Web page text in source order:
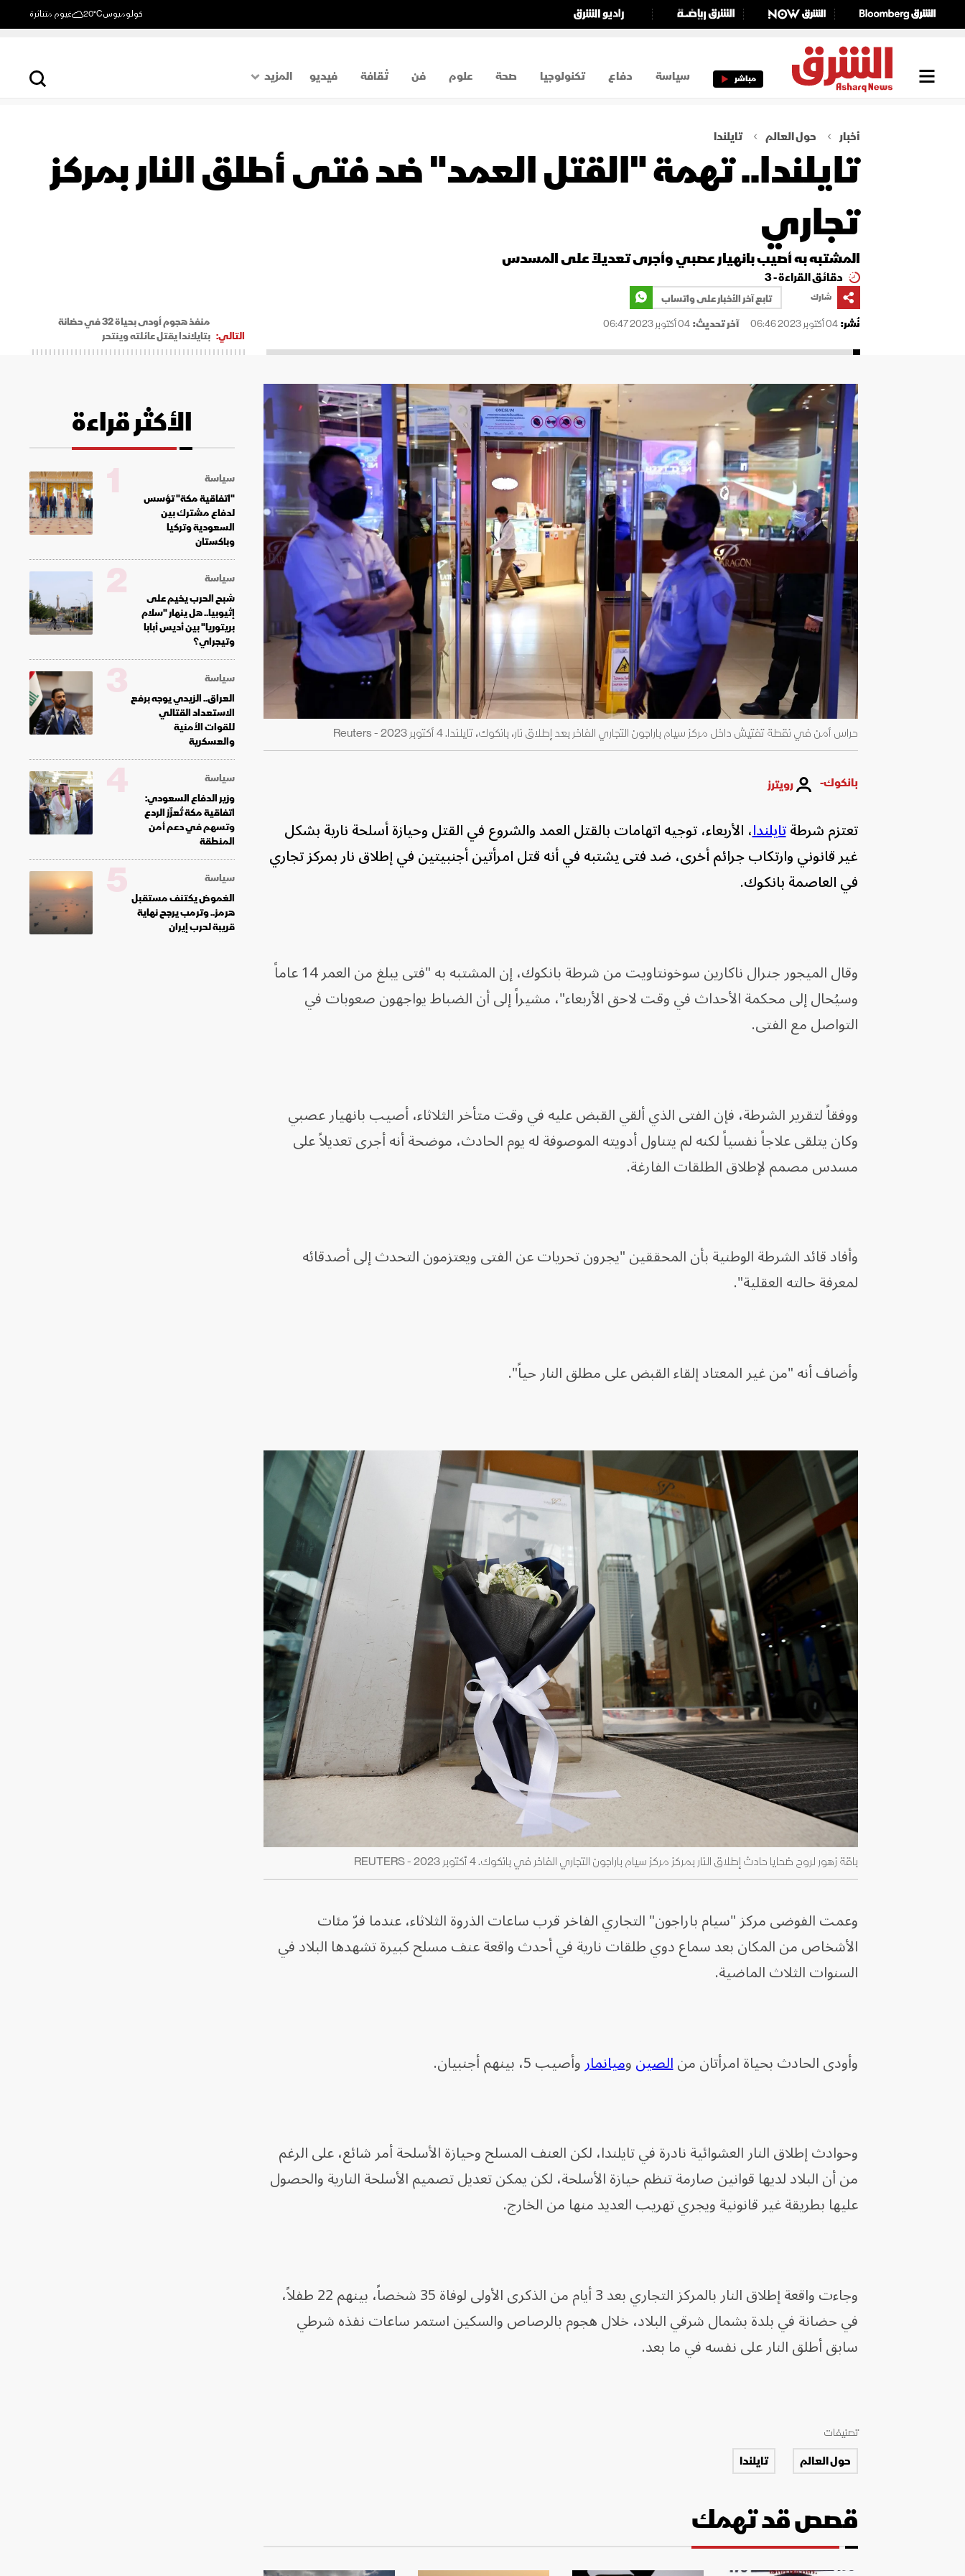
كولومبوس20°C غيوم متناثرة
مباشر سياسة دفاع تكنولوجيا صحة علوم فن ثقافة فيديو
المزيد
اقتصاد
أخبار حول العالم تايلندا
تايلندا.. تهمة "القتل العمد" ضد فتى أطلق النار بمركز
تجاري
المشتبه به أصيب بانهيار عصبي وأجرى تعديلاً على المسدس
دقائق القراءة - 3
شارك
تابع آخر الأخبار على واتساب
نُشر:04 أكتوبر 2023 06:46 آخر تحديث:04 أكتوبر 2023 06:47
التالي:
منفذ هجوم أودى بحياة 32 في حضانة
بتايلاندا يقتل عائلته وينتحر
حراس أمن في نقطة تفتيش داخل مركز سيام باراجون التجاري الفاخر بعد إطلاق نار، بانكوك، تايلندا. 4 أكتوبر 2023 - Reuters
بانكوك- رويترز
تعتزم شرطةتايلندا، الأربعاء، توجيه اتهامات بالقتل العمد والشروع في القتل وحيازة أسلحة نارية بشكل
غير قانوني وارتكاب جرائم أخرى، ضد فتى يشتبه في أنه قتل امرأتين أجنبيتين في إطلاق نار بمركز تجاري
في العاصمة بانكوك.
وقال الميجور جنرال ناكارين سوخونتاويت من شرطة بانكوك، إن المشتبه به "فتى يبلغ من العمر 14 عاماً
وسيُحال إلى محكمة الأحداث في وقت لاحق الأربعاء"، مشيراً إلى أن الضباط يواجهون صعوبات في
التواصل مع الفتى.
ووفقاً لتقرير الشرطة، فإن الفتى الذي ألقي القبض عليه في وقت متأخر الثلاثاء، أصيب بانهيار عصبي
وكان يتلقى علاجاً نفسياً لكنه لم يتناول أدويته الموصوفة له يوم الحادث، موضحة أنه أجرى تعديلاً على
مسدس مصمم لإطلاق الطلقات الفارغة.
وأفاد قائد الشرطة الوطنية بأن المحققين "يجرون تحريات عن الفتى ويعتزمون التحدث إلى أصدقائه
لمعرفة حالته العقلية".
وأضاف أنه "من غير المعتاد إلقاء القبض على مطلق النار حياً".
باقة زهور لروح ضحايا حادث إطلاق النار بمركز مركز سيام باراجون التجاري الفاخر في بانكوك. 4 أكتوبر 2023 - REUTERS
وعمت الفوضى مركز "سيام باراجون" التجاري الفاخر قرب ساعات الذروة الثلاثاء، عندما فرّ مئات
الأشخاص من المكان بعد سماع دوي طلقات نارية في أحدث واقعة عنف مسلح كبيرة تشهدها البلاد في
السنوات الثلاث الماضية.
وأودى الحادث بحياة امرأتان منالصينوميانماروأصيب 5، بينهم أجنبيان.
وحوادث إطلاق النار العشوائية نادرة في تايلندا، لكن العنف المسلح وحيازة الأسلحة أمر شائع، على الرغم
من أن البلاد لديها قوانين صارمة تنظم حيازة الأسلحة، لكن يمكن تعديل تصميم الأسلحة النارية والحصول
عليها بطريقة غير قانونية ويجري تهريب العديد منها من الخارج.
وجاءت واقعة إطلاق النار بالمركز التجاري بعد 3 أيام من الذكرى الأولى لوفاة 35 شخصاً، بينهم 22 طفلاً،
في حضانة في بلدة بشمال شرقي البلاد، خلال هجوم بالرصاص والسكين استمر ساعات نفذه شرطي
سابق أطلق النار على نفسه في ما بعد.
تصنيفات
حول العالم تايلندا
قصص قد تهمك
الأكثر قراءة
سياسة
"اتفاقية مكة" تؤسس
لدفاع مشترك بين
السعودية وتركيا
وباكستان
1
سياسة
شبح الحرب يخيم على
إثيوبيا.. هل ينهار "سلام
بريتوريا" بين أديس أبابا
وتيجراي؟
2
سياسة
العراق.. الزيدي يوجه برفع
الاستعداد القتالي
للقوات الأمنية
والعسكرية
3
سياسة
وزير الدفاع السعودي:
اتفاقية مكة تُعزّز الردع
وتسهم في دعم أمن
المنطقة
4
سياسة
الغموض يكتنف مستقبل
هرمز.. وترمب يرجح نهاية
قريبة لحرب إيران
5